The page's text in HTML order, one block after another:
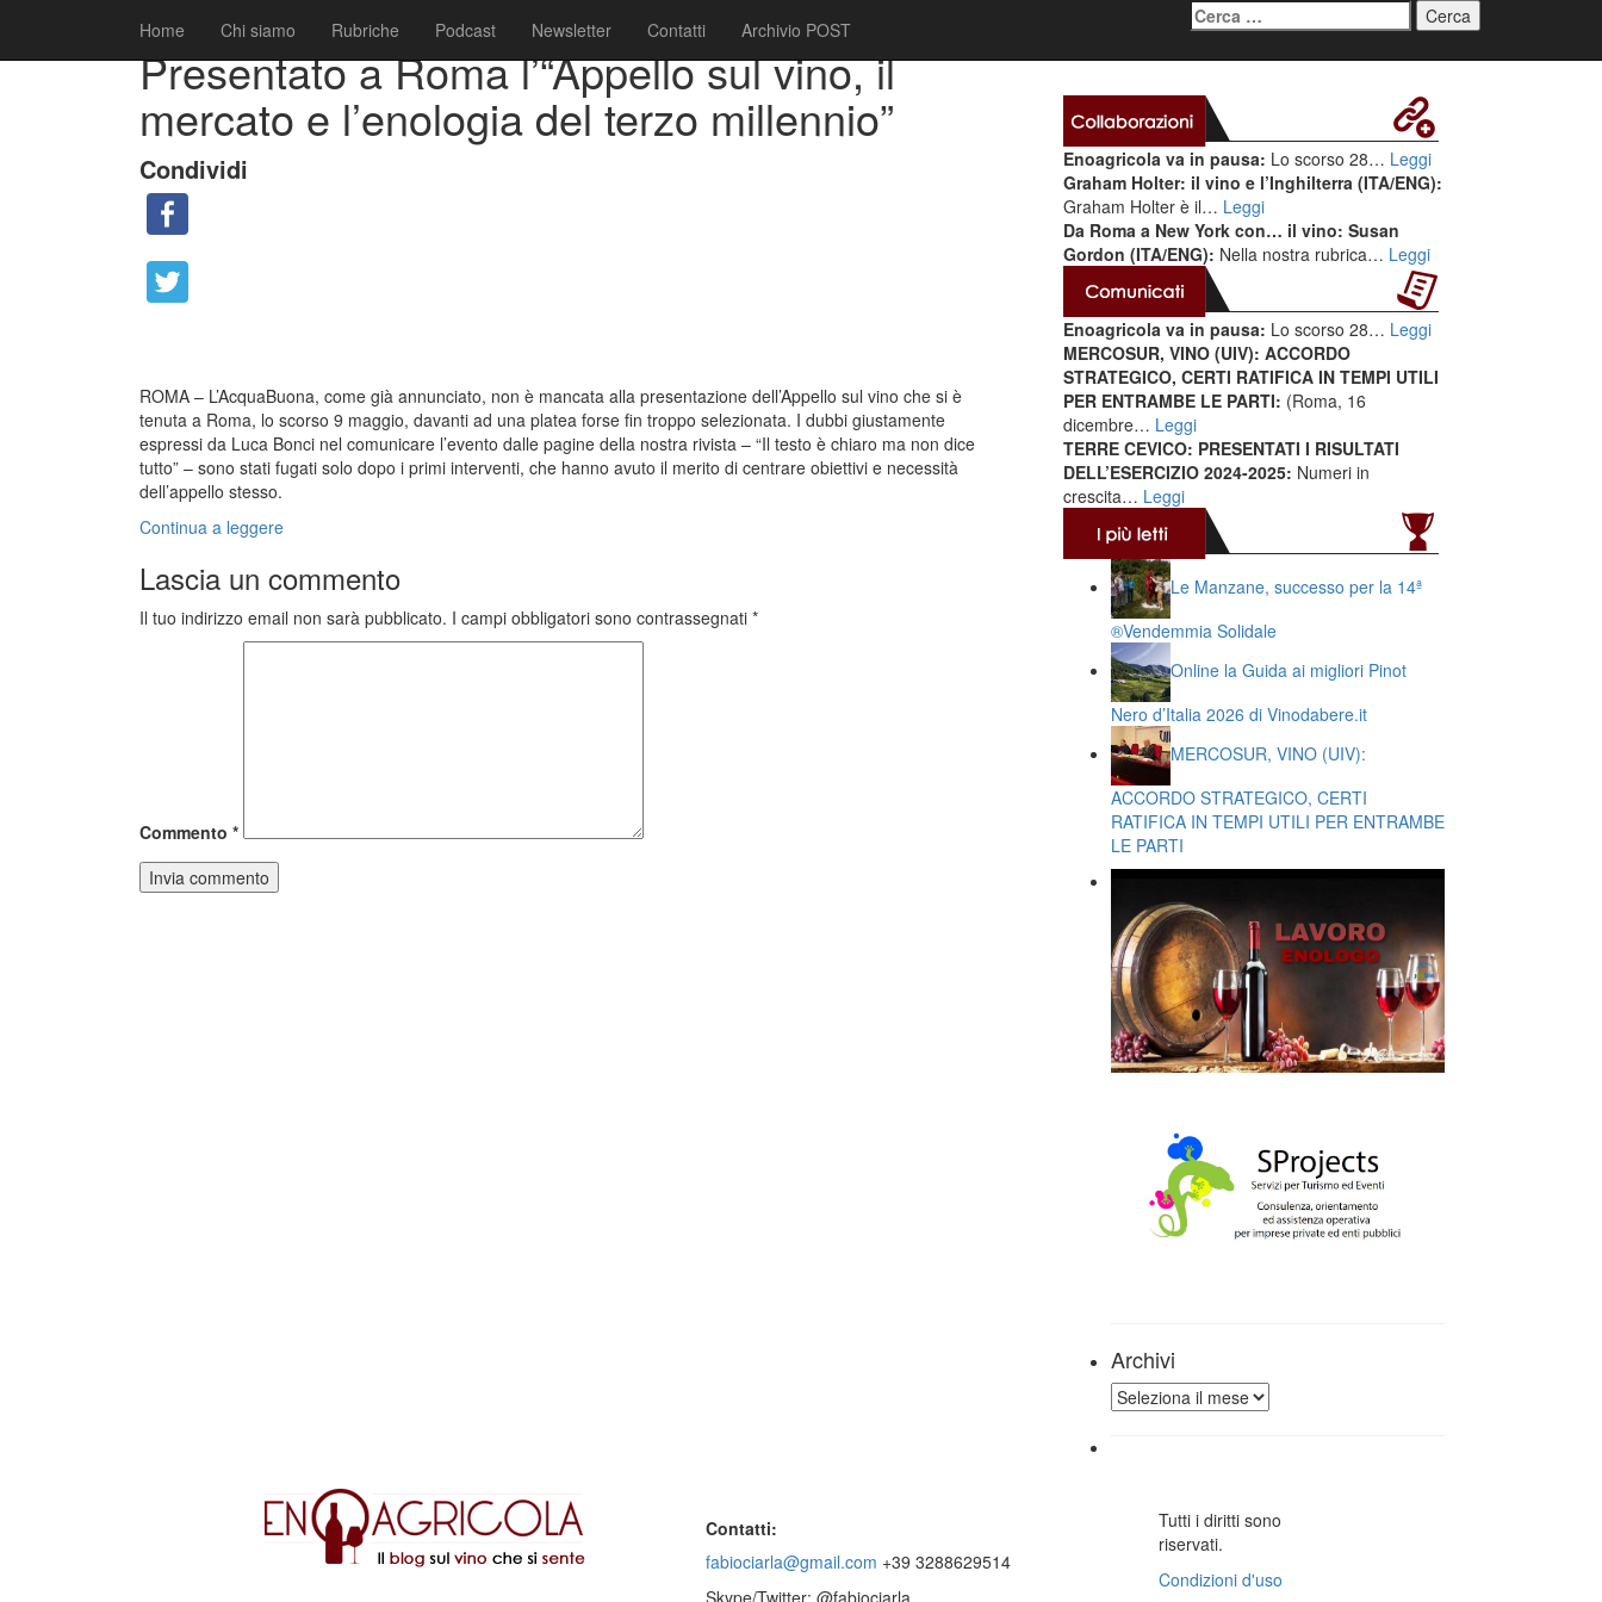
Home Chi siamo Rubriche Podcast Newsletter Contatti Archivio POST
Ricerca
per:
Presentato a Roma l’“Appello sul vino, il
mercato e l’enologia del terzo millennio”
Condividi
ROMA – L’AcquaBuona, come già annunciato, non è mancata alla presentazione dell’Appello sul vino che si è
tenuta a Roma, lo scorso 9 maggio, davanti ad una platea forse fin troppo selezionata. I dubbi giustamente
espressi da Luca Bonci nel comunicare l’evento dalle pagine della nostra rivista – “Il testo è chiaro ma non dice
tutto” – sono stati fugati solo dopo i primi interventi, che hanno avuto il merito di centrare obiettivi e necessità
dell’appello stesso.
Continua a leggere
Lascia un commento
Il tuo indirizzo email non sarà pubblicato. I campi obbligatori sono contrassegnati *
Commento *
Enoagricola va in pausa: Lo scorso 28… Leggi
Graham Holter: il vino e l’Inghilterra (ITA/ENG):
Graham Holter è il… Leggi
Da Roma a New York con… il vino: Susan
Gordon (ITA/ENG): Nella nostra rubrica… Leggi
Enoagricola va in pausa: Lo scorso 28… Leggi
MERCOSUR, VINO (UIV): ACCORDO
STRATEGICO, CERTI RATIFICA IN TEMPI UTILI
PER ENTRAMBE LE PARTI: (Roma, 16
dicembre… Leggi
TERRE CEVICO: PRESENTATI I RISULTATI
DELL’ESERCIZIO 2024-2025: Numeri in
crescita… Leggi
Le Manzane, successo per la 14ª
®️Vendemmia Solidale
Online la Guida ai migliori Pinot
Nero d’Italia 2026 di Vinodabere.it
MERCOSUR, VINO (UIV):
ACCORDO STRATEGICO, CERTI
RATIFICA IN TEMPI UTILI PER ENTRAMBE
LE PARTI
Archivi
Archivi
Contatti:
fabiociarla@gmail.com +39 3288629514
Skype/Twitter: @fabiociarla
Tutti i diritti sono
riservati.
Condizioni d'uso